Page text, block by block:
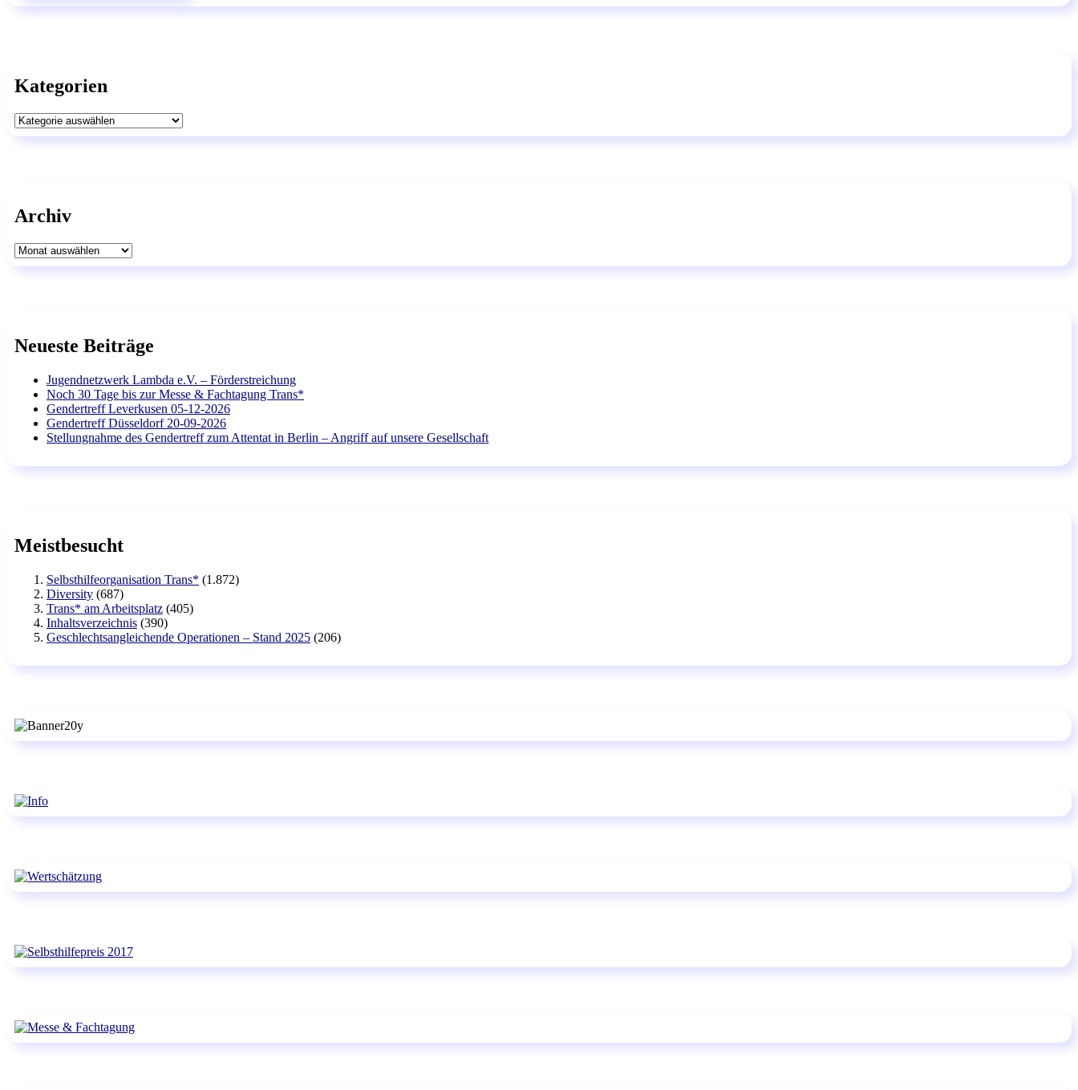
Kategorien
Kategorien
Archiv
Archiv
Neueste Beiträge
Jugendnetzwerk Lambda e.V. – Förderstreichung
Noch 30 Tage bis zur Messe & Fachtagung Trans*
Gendertreff Leverkusen 05-12-2026
Gendertreff Düsseldorf 20-09-2026
Stellungnahme des Gendertreff zum Attentat in Berlin – Angriff auf unsere Gesellschaft
Meistbesucht
Selbsthilfeorganisation Trans* (1.872)
Diversity (687)
Trans* am Arbeitsplatz (405)
Inhaltsverzeichnis (390)
Geschlechtsangleichende Operationen – Stand 2025 (206)